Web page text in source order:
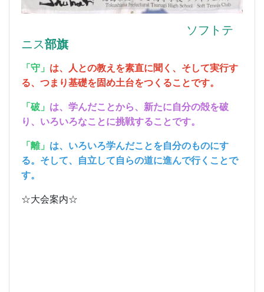
ソフトテ
ニス部旗
「守」 は、人との教えを素直に聞く、そして実行す
る、つまり基礎を固め土台をつくることです。
「破」 は、学んだことから、新たに自分の殻を破
り、いろいろなことに挑戦することです。
「離」 は、いろいろ学んだことを自分のものにす
る。そして、自立して自らの道に進んで行くことで
す。
☆大会案内☆